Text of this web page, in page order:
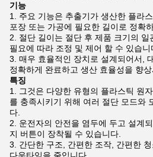
기능
주요 기능은 추출기가 생산한 플라
포장 또는 가공에 필요한 길이로 정확
절단 길이는 절단 후 제품 크기의
필요에 따라 조정 및 제어 할 수 있습니
매우 효율적인 장치로 설계되어서,
정확하게 완료하고 생산 효율성을 향
특징
그것은 다양한 유형의 플라스틱 원
를 충족시키기 위해 여러 절단 모드와
다.
운전자의 안전을 염두에 두고 설계
지 버튼이 장착될 수 있습니다.
간단한 구조, 간편한 조작, 간편한